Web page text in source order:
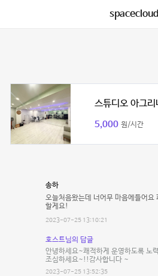
spacecloud
스튜디오 아그
5,000 원/시간
송하
오늘처음왔는데 너어무 마음에들어
할게요!
2023-07-25 13:10:21
호스트님의 답글
안녕하세요~쾌적하게 운영하도록 노
조심하세요~!!감사합니다 ~
2023-07-25 13:52:35